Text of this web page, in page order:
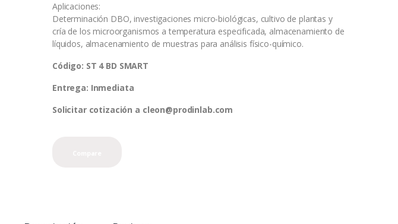
Aplicaciones:
Determinación DBO, investigaciones micro-biológicas, cultivo de plantas y
cría de los microorganismos a temperatura especificada, almacenamiento de
líquidos, almacenamiento de muestras para análisis físico-químico.
Código: ST 4 BD SMART
Entrega: Inmediata
Solicitar cotización a cleon@prodinlab.com